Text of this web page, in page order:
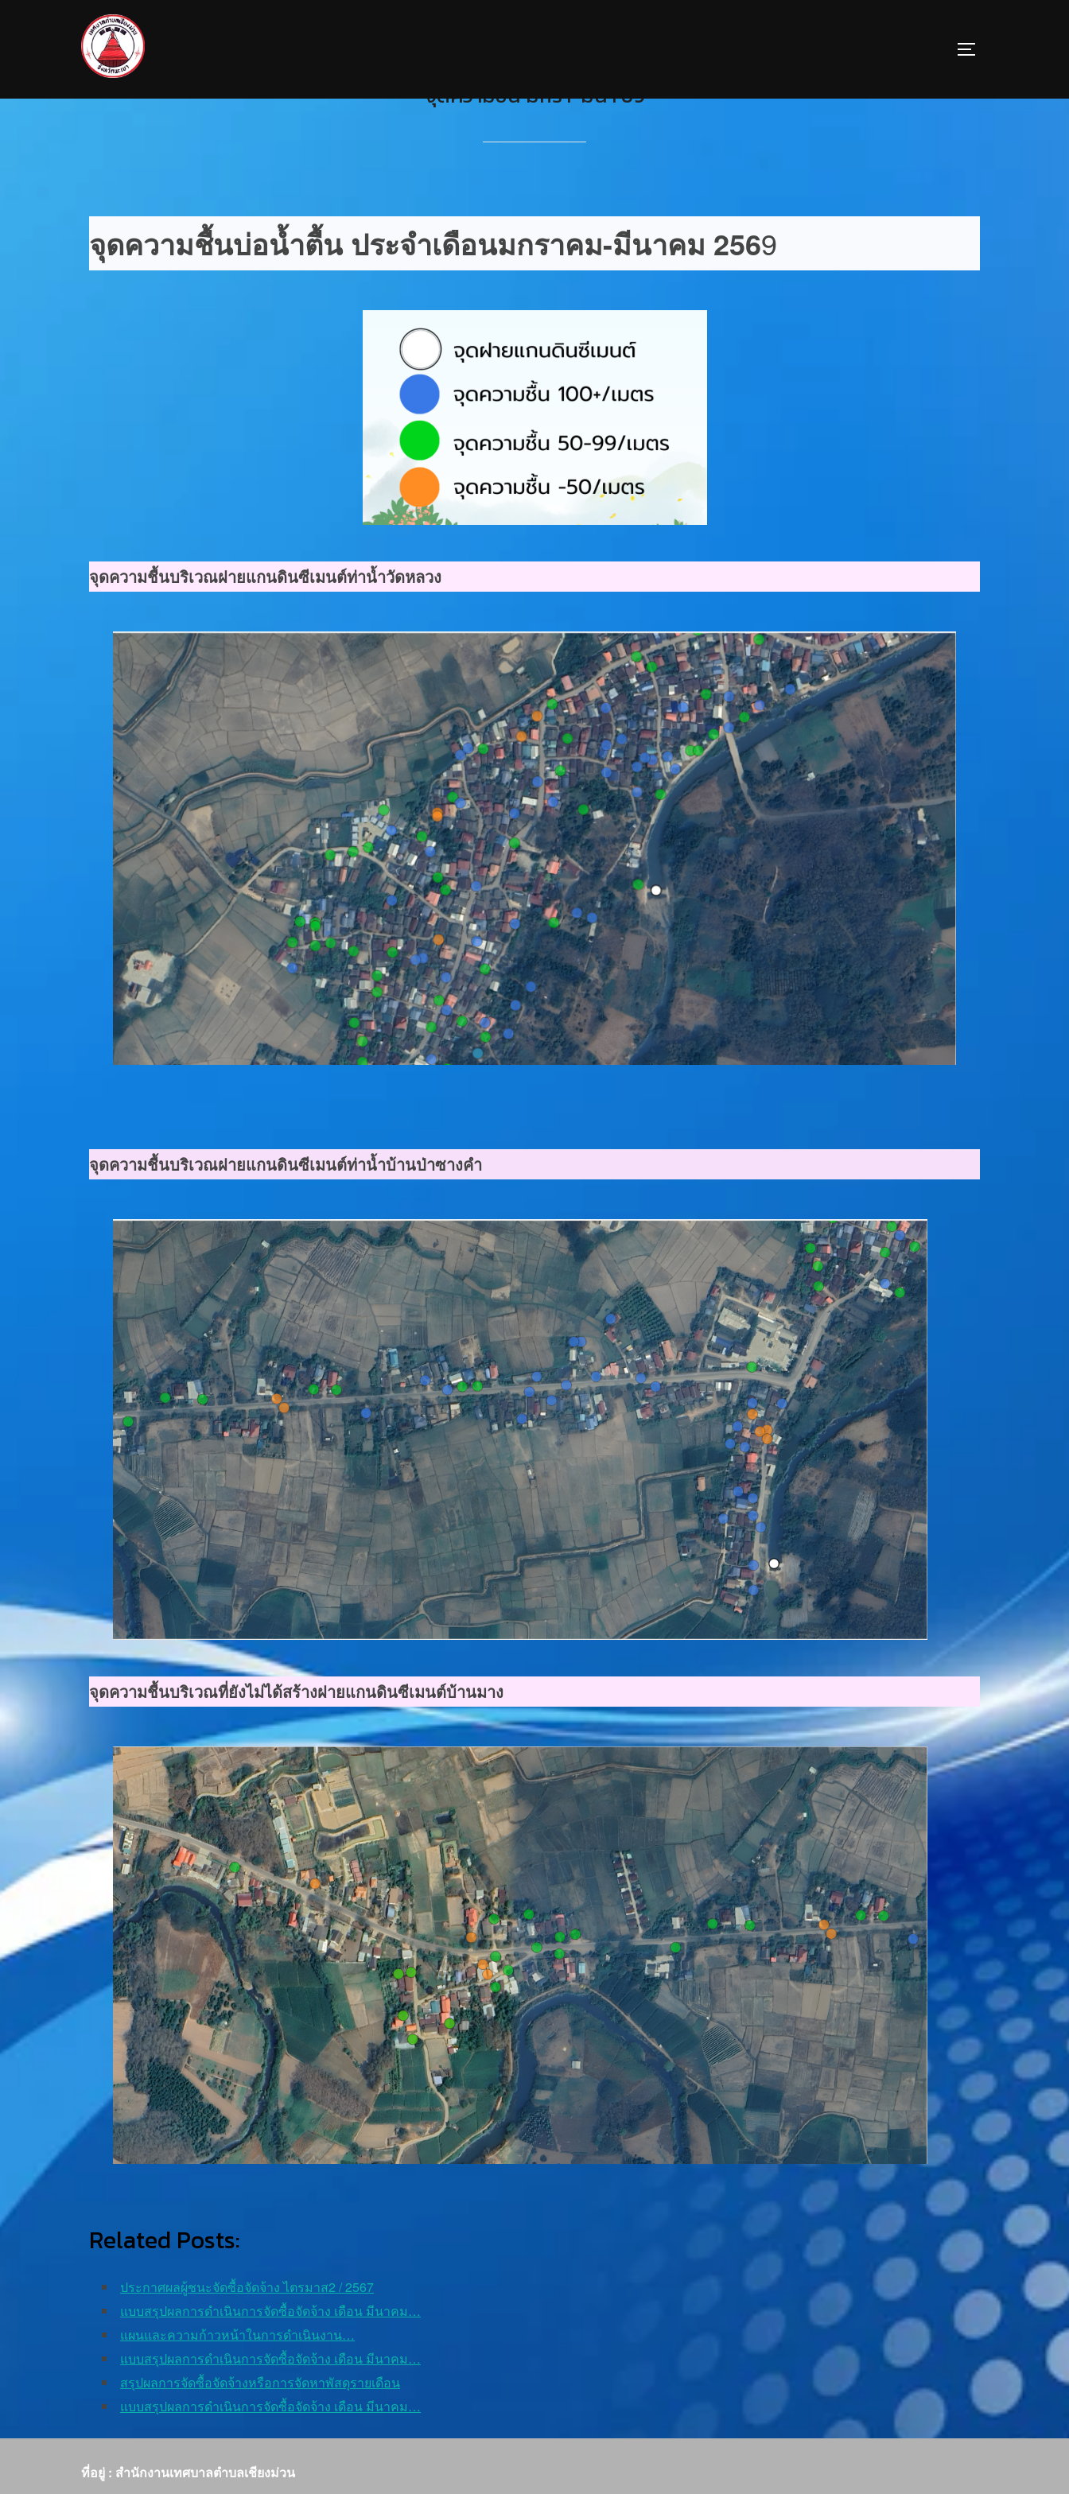
จุดความชื้น มกรา-มีนา 69
จุดความชื้นบ่อน้ำตื้น ประจำเดือนมกราคม-มีนาคม 2569
จุดความชื้นบริเวณฝายแกนดินซีเมนต์ท่าน้ำวัดหลวง
จุดความชื้นบริเวณฝายแกนดินซีเมนต์ท่าน้ำบ้านป่าซางคำ
จุดความชื้นบริเวณที่ยังไม่ได้สร้างฝายแกนดินซีเมนต์บ้านมาง
Related Posts:
ประกาศผลผู้ชนะจัดซื้อจัดจ้าง ไตรมาส2 / 2567
แบบสรุปผลการดำเนินการจัดซื้อจัดจ้าง เดือน มีนาคม…
แผนและความก้าวหน้าในการดำเนินงาน…
แบบสรุปผลการดำเนินการจัดซื้อจัดจ้าง เดือน มีนาคม…
สรุปผลการจัดซื้อจัดจ้างหรือการจัดหาพัสดุรายเดือน
แบบสรุปผลการดำเนินการจัดซื้อจัดจ้าง เดือน มีนาคม…
ที่อยู่ : สำนักงานเทศบาลตำบลเชียงม่วน